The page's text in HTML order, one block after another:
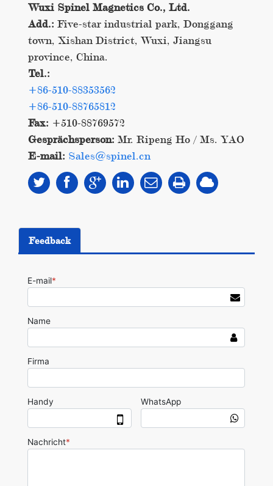
Wuxi Spinel Magnetics Co., Ltd.
Add.: Five-star industrial park, Donggang
town, Xishan District, Wuxi, Jiangsu
province, China.
Tel.:
+86-510-88353562
+86-510-88765812
Fax: +510-88769572
Gesprächsperson: Mr. Ripeng Ho / Ms. YAO
E-mail: Sales@spinel.cn
Feedback